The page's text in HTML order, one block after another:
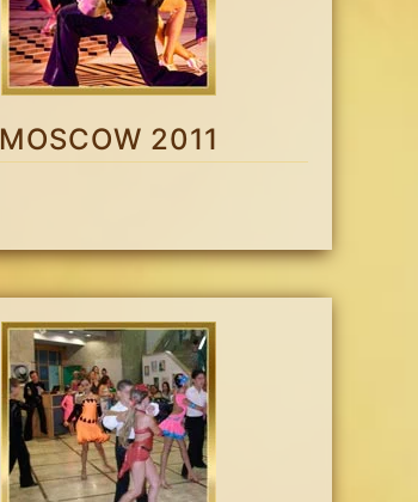
MOSCOW 2011